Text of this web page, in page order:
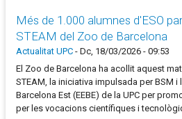
Més de 1.000 alumnes d'ESO
STEAM del Zoo de Barcelona
Actualitat UPC - Dc, 18/03/2026 - 09:53
El Zoo de Barcelona ha acollit aquest
STEAM, la iniciativa impulsada per BSM i
Barcelona Est (EEBE) de la UPC per
per les vocacions científiques i